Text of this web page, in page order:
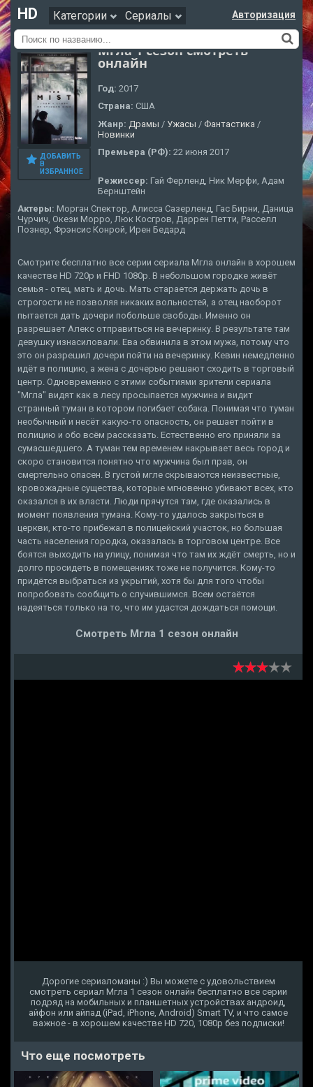
HD Категории Сериалы Авторизация
ДОБАВИТЬ
В
ИЗБРАННОЕ
Мгла 1 сезон смотреть
онлайн
Год: 2017
Страна: США
Жанр: Драмы / Ужасы / Фантастика /
Новинки
Премьера (РФ): 22 июня 2017
Режиссер: Гай Ферленд, Ник Мерфи, Адам
Бернштейн
Актеры: Морган Спектор, Алисса Сазерленд, Гас Бирни, Даница
Чурчич, Окези Морро, Люк Косгров, Даррен Петти, Расселл
Познер, Фрэнсис Конрой, Ирен Бедард
Смотрите бесплатно все серии сериала Мгла онлайн в хорошем
качестве HD 720p и FHD 1080p. В небольшом городке живёт
семья - отец, мать и дочь. Мать старается держать дочь в
строгости не позволяя никаких вольностей, а отец наоборот
пытается дать дочери побольше свободы. Именно он
разрешает Алекс отправиться на вечеринку. В результате там
девушку изнасиловали. Ева обвинила в этом мужа, потому что
это он разрешил дочери пойти на вечеринку. Кевин немедленно
идёт в полицию, а жена с дочерью решают сходить в торговый
центр. Одновременно с этими событиями зрители сериала
"Мгла" видят как в лесу просыпается мужчина и видит
странный туман в котором погибает собака. Понимая что туман
необычный и несёт какую-то опасность, он решает пойти в
полицию и обо всём рассказать. Естественно его приняли за
сумасшедшего. А туман тем временем накрывает весь город и
скоро становится понятно что мужчина был прав, он
смертельно опасен. В густой мгле скрываются неизвестные,
кровожадные существа, которые мгновенно убивают всех, кто
оказался в их власти. Люди прячутся там, где оказались в
момент появления тумана. Кому-то удалось закрыться в
церкви, кто-то прибежал в полицейский участок, но большая
часть населения городка, оказалась в торговом центре. Все
боятся выходить на улицу, понимая что там их ждёт смерть, но и
долго просидеть в помещениях тоже не получится. Кому-то
придётся выбраться из укрытий, хотя бы для того чтобы
попробовать сообщить о случившимся. Всем остаётся
надеяться только на то, что им удастся дождаться помощи.
Смотреть Мгла 1 сезон онлайн
Дорогие сериаломаны :) Вы можете с удовольствием
смотреть сериал Мгла 1 сезон онлайн бесплатно все серии
подряд на мобильных и планшетных устройствах андроид,
айфон или айпад (iPad, iPhone, Android) Smart TV, и что самое
важное - в хорошем качестве HD 720, 1080p без подписки!
Что еще посмотреть